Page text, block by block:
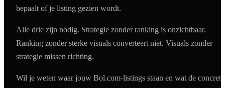
bepaalt of je listing gezien wordt.
Alle drie zijn nodig. Strategie zonder ranking is onzichtbaar.
Ranking zonder sterke visuals converteert niet. Visuals zonder
strategie missen richting.
Wil je weten waar jouw Bol.com-listings staan en wat de concrete